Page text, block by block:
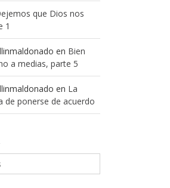
que Dios nos
1
en Bien
a medias, parte 5
en La
de ponerse de acuerdo